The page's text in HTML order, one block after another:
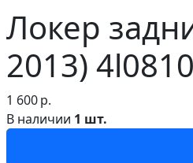
Локер
2013)
1 600р.
В наличии 1 шт.